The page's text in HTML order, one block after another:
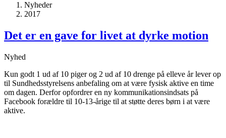
Nyheder
2017
Det er en gave for livet at dyrke motion
Nyhed
Kun godt 1 ud af 10 piger og 2 ud af 10 drenge på elleve år lever op
til Sundhedsstyrelsens anbefaling om at være fysisk aktive en time
om dagen. Derfor opfordrer en ny kommunikationsindsats på
Facebook forældre til 10-13-årige til at støtte deres børn i at være
aktive.